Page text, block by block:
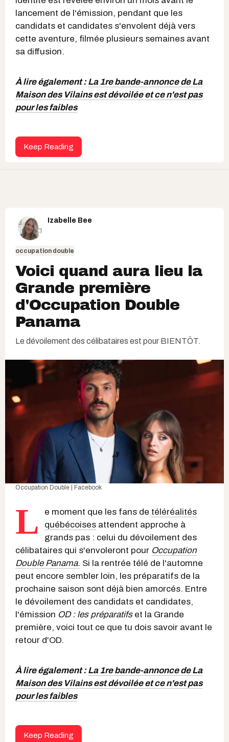
lancement de l'émission, pendant que les
candidats et candidates s'envolent déjà vers
cette aventure, filmée plusieurs semaines avant
sa diffusion.
À lire également :La 1re bande-annonce de La
Maison des Vilains est dévoilée et ce n'est pas
pour les faibles
Keep Reading
Izabelle Bee
occupation double
Voici quand aura lieu la
Grande première
d'Occupation Double
Panama
Le dévoilement des célibataires est pour BIENTÔT.
Occupation Double | Facebook
L e moment que les fans de téléréalités
québécoises attendent approche à
grands pas : celui du dévoilement des
célibataires qui s'envoleront pour Occupation
Double Panama. Si la rentrée télé de l'automne
peut encore sembler loin, les préparatifs de la
prochaine saison sont déjà bien amorcés. Entre
le dévoilement des candidats et candidates,
l'émission OD : les préparatifset la Grande
première, voici tout ce que tu dois savoir avant le
retour d'OD.
À lire également :La 1re bande-annonce de La
Maison des Vilains est dévoilée et ce n'est pas
pour les faibles
Keep Reading